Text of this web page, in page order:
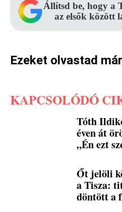
Állítsd be, hogy a
az elsők között
Ezeket olvastad
KAPCSOLÓDÓ
Tóth
éven át
„Én ezt
Őt jelöli
a Tisza:
döntött a